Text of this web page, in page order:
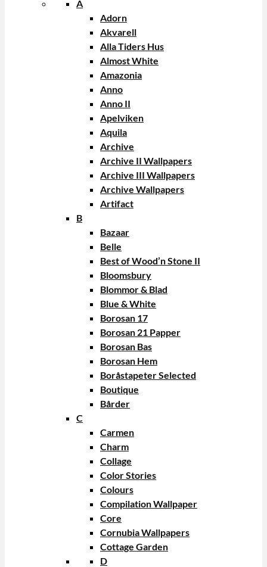
A
Adorn
Akvarell
Alla Tiders Hus
Almost White
Amazonia
Anno
Anno II
Apelviken
Aquila
Archive
Archive II Wallpapers
Archive III Wallpapers
Archive Wallpapers
Artifact
B
Bazaar
Belle
Best of Wood’n Stone II
Bloomsbury
Blommor & Blad
Blue & White
Borosan 17
Borosan 21 Papper
Borosan Bas
Borosan Hem
Boråstapeter Selected
Boutique
Bårder
C
Carmen
Charm
Collage
Color Stories
Colours
Compilation Wallpaper
Core
Cornubia Wallpapers
Cottage Garden
D